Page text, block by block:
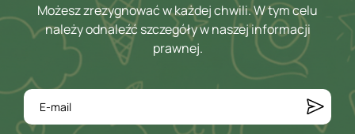
Możesz zrezygnować w każdej chwili. W tym celu
należy odnaleźć szczegóły w naszej informacji
prawnej.